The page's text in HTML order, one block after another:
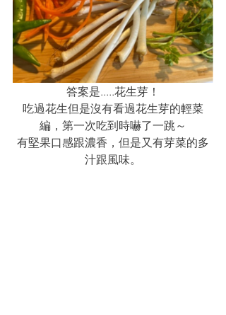
答案是.....花生芽！
吃過花生但是沒有看過花生芽的輕菜
編，第一次吃到時嚇了一跳～
有堅果口感跟濃香，但是又有芽菜的多
汁跟風味。